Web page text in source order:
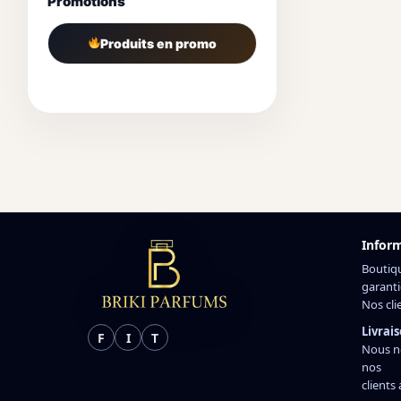
Produits en promo
F I T
Nos
Nous
nos
clients